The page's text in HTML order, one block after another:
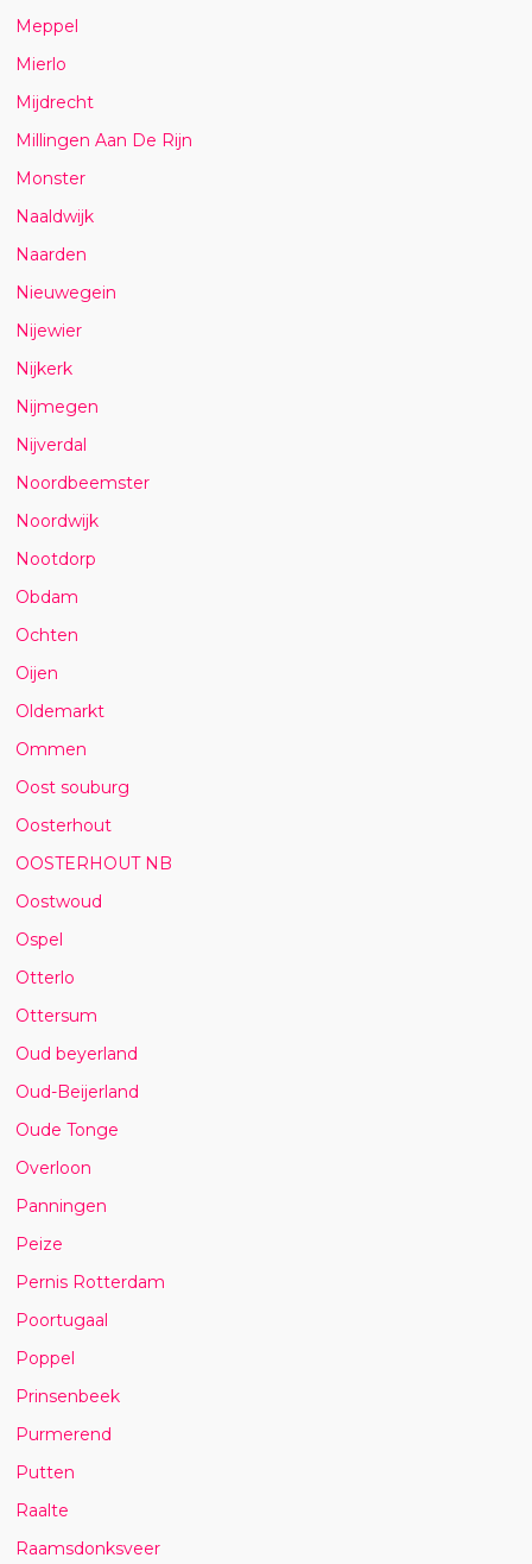
Meppel
Mierlo
Mijdrecht
Millingen Aan De Rijn
Monster
Naaldwijk
Naarden
Nieuwegein
Nijewier
Nijkerk
Nijmegen
Nijverdal
Noordbeemster
Noordwijk
Nootdorp
Obdam
Ochten
Oijen
Oldemarkt
Ommen
Oost souburg
Oosterhout
OOSTERHOUT NB
Oostwoud
Ospel
Otterlo
Ottersum
Oud beyerland
Oud-Beijerland
Oude Tonge
Overloon
Panningen
Peize
Pernis Rotterdam
Poortugaal
Poppel
Prinsenbeek
Purmerend
Putten
Raalte
Raamsdonksveer